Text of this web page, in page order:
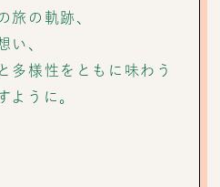
旅の軌跡、
い、
多様性をともに味わう
ように。